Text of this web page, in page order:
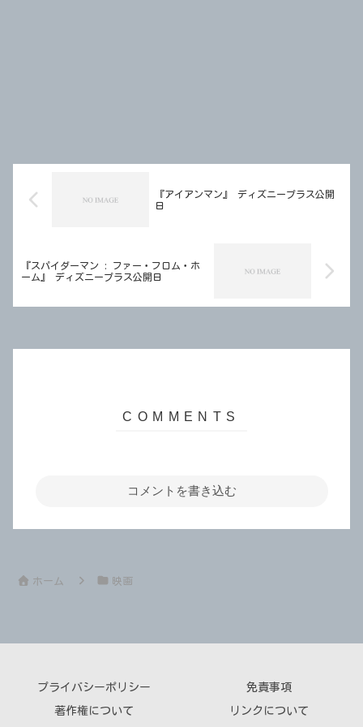
『アイアンマン』 ディズニープラス公開
日
『スパイダーマン : ファー・フロム・ホ
ーム』 ディズニープラス公開日
コメントを書き込む
ホーム 映画
プライバシーポリシー 免責事項
著作権について リンクについて